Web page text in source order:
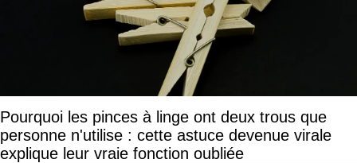
Pourquoi les pinces à linge ont deux trous que
personne n'utilise : cette astuce devenue virale
explique leur vraie fonction oubliée